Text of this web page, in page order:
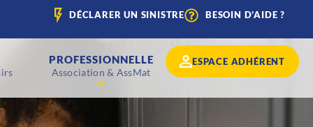
DÉCLARER UN SINISTRE BESOIN D’AIDE ?
PROFESSIONNELLE
Association & AssMat
ESPACE ADHÉRENT